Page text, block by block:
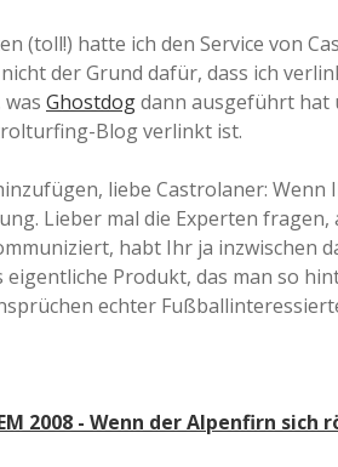
(toll!) hatte ich den Service von
der Grund dafür, dass ich
Ghostdogdann ausgeführt hat
Blog verlinkt ist.
liebe Castrolaner:
Lieber mal die Experten fragen,
habt Ihr ja inzwischen
eigentliche Produkt, das man so
echter
2008 - Wenn der Alpenfirn sich